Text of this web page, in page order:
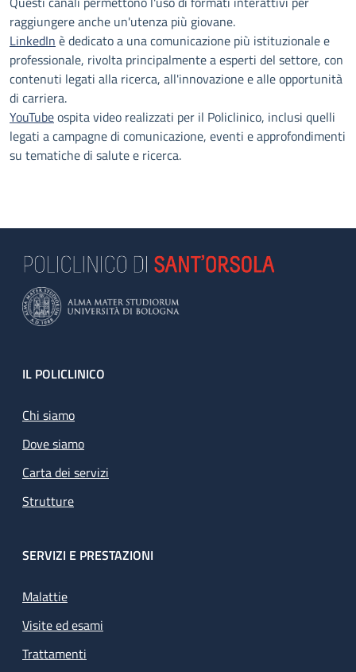
raggiungere anche un'utenza più giovane.
LinkedIn è dedicato a una comunicazione più istituzionale e
professionale, rivolta principalmente a esperti del settore, con
contenuti legati alla ricerca, all'innovazione e alle opportunità
di carriera.
YouTubeospita video realizzati per il Policlinico, inclusi quelli
legati a campagne di comunicazione, eventi e approfondimenti
su tematiche di salute e ricerca.
Footer
IL POLICLINICO
Chi siamo
Dove siamo
Carta dei servizi
Strutture
SERVIZI E PRESTAZIONI
Malattie
Visite ed esami
Trattamenti